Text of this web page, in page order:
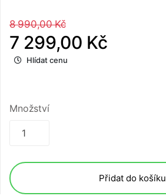
8 990,00 Kč
7 299,00 Kč
Hlídat cenu
Množství
Přidat do košíku